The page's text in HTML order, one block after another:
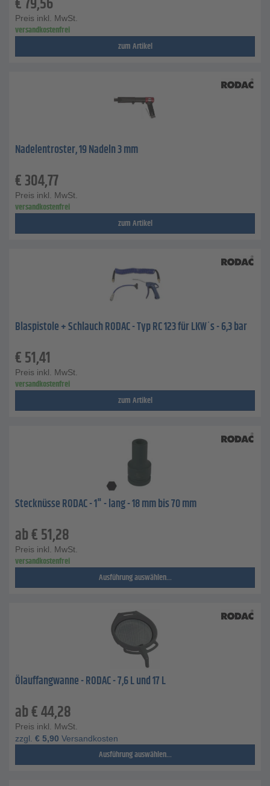
Preis inkl. MwSt.
versandkostenfrei
zum Artikel
Nadelentroster, 19 Nadeln 3 mm
€304,77
Preis inkl. MwSt.
versandkostenfrei
zum Artikel
Blaspistole + Schlauch RODAC - Typ RC 123 für LKW´s - 6,3 bar
€51,41
Preis inkl. MwSt.
versandkostenfrei
zum Artikel
Stecknüsse RODAC - 1" - lang - 18 mm bis 70 mm
ab€51,28
Preis inkl. MwSt.
versandkostenfrei
Ausführung auswählen...
Ölauffangwanne - RODAC - 7,6 L und 17 L
ab€44,28
Preis inkl. MwSt.
zzgl. € 5,90 Versandkosten
Ausführung auswählen...